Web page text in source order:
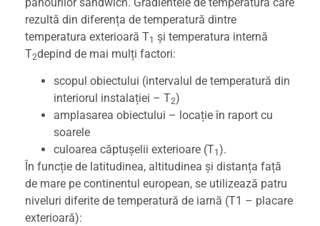
rezultă din diferența de temperatură dintre
temperatura exterioară T1 și temperatura internă
T2depind de mai mulți factori:
scopul obiectului (intervalul de temperatură din
interiorul instalației – T2)
amplasarea obiectului – locație în raport cu
soarele
culoarea căptușelii exterioare (T1 ).
În funcție de latitudinea, altitudinea și distanța față
de mare pe continentul european, se utilizează patru
niveluri diferite de temperatură de iarnă (T1 – placare
exterioară):